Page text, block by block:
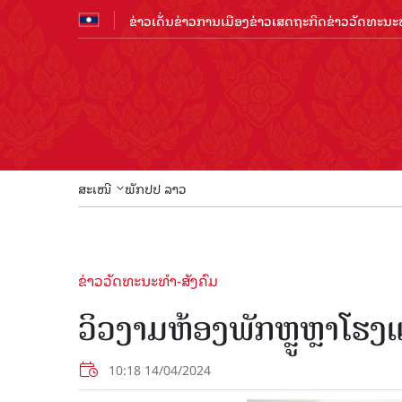
ຂ່າວເດັ່ນຂ່າວການເມືອງຂ່າວເສດຖະກິດຂ່າວວັດທະນ
ສະເໜີ ພັກປປ ລາວ
ຂ່າວວັດທະນະທຳ-ສັງຄົມ
ວິວງາມຫ້ອງພັກຫຼູຫຼາໂຮງ
10:18 14/04/2024